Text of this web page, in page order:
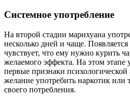
Системное употребление
На второй стадии марихуана
несколько дней и чаще. Появляется
чувствует, что ему нужно курить
желаемого эффекта. На этом этапе
первые признаки
желание употребить наркотик или
своего потребления.